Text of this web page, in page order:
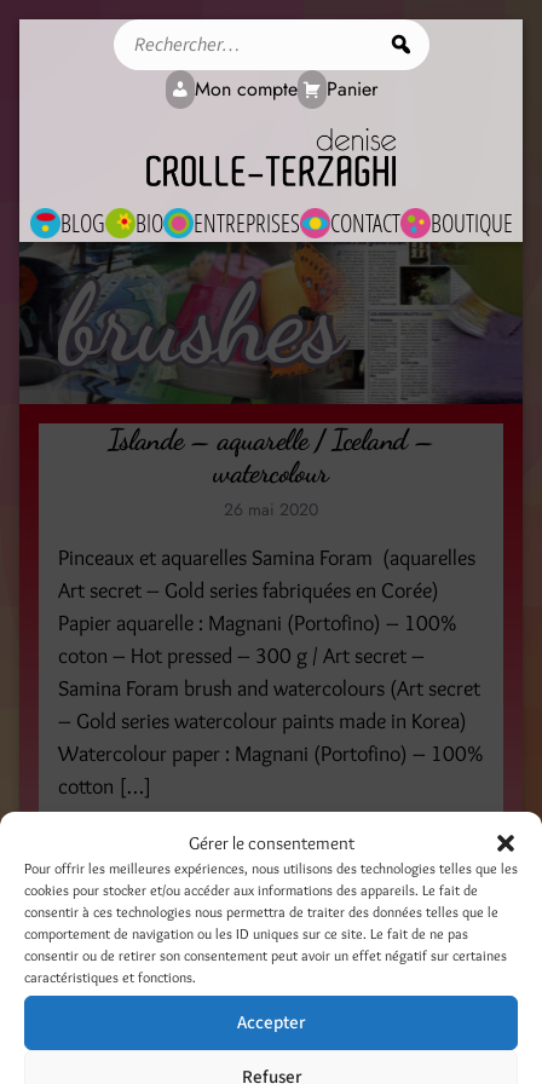
Gérer le consentement
Pour offrir les meilleures expériences, nous utilisons des technologies telles que les
cookies pour stocker et/ou accéder aux informations des appareils. Le fait de
consentir à ces technologies nous permettra de traiter des données telles que le
comportement de navigation ou les ID uniques sur ce site. Le fait de ne pas
consentir ou de retirer son consentement peut avoir un effet négatif sur certaines
caractéristiques et fonctions.
Accepter
Refuser
BLOG BIO ENTREPRISES CONTACT BOUTIQUE
Mon compte Panier
brushes
Islande – aquarelle / Iceland –
watercolour
26 mai 2020
Pinceaux et aquarelles Samina Foram (aquarelles
Art secret – Gold series fabriquées en Corée)
Papier aquarelle : Magnani (Portofino) – 100%
coton – Hot pressed – 300 g / Art secret –
Samina Foram brush and watercolours (Art secret
– Gold series watercolour paints made in Korea)
Watercolour paper : Magnani (Portofino) – 100%
cotton […]
Catégories
Illustrations - Peinture - Photo - Mixed Media
Étiquettes
aquarelle brushes pinceaux SaeHanArt
Samina